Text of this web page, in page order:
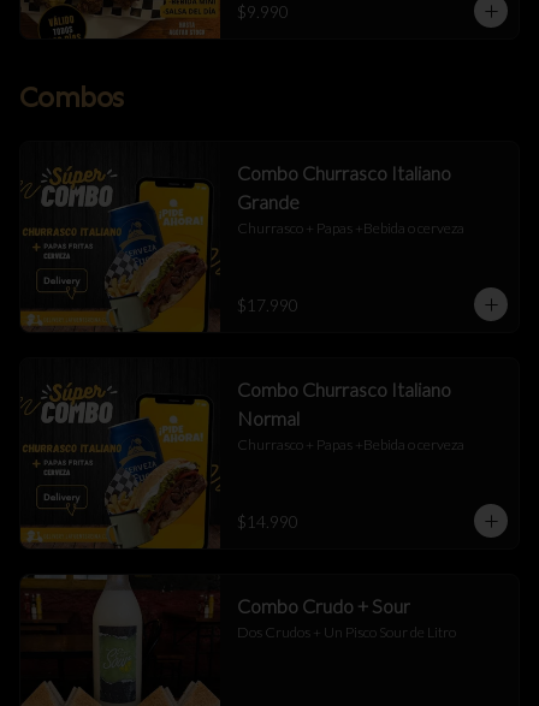
$9.990
Combos
Combo Churrasco Italiano
Grande
Churrasco + Papas +Bebida o cerveza
$17.990
Combo Churrasco Italiano
Normal
Churrasco + Papas +Bebida o cerveza
$14.990
Combo Crudo + Sour
Dos Crudos + Un Pisco Sour de Litro